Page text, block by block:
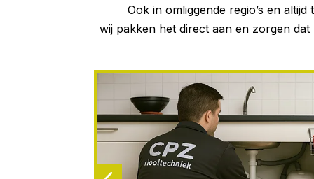
Ook in omliggende regio’s en
wij pakken het direct aan en zorgen